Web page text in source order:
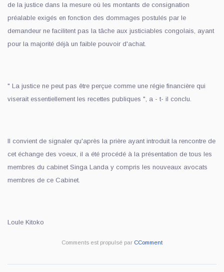
de la justice dans la mesure où les montants de consignation
préalable exigés en fonction des dommages postulés par le
demandeur ne facilitent pas la tâche aux justiciables congolais, ayant
pour la majorité déjà un faible pouvoir d'achat.
" La justice ne peut pas être perçue comme une régie financière qui
viserait essentiellement les recettes publiques ", a - t- il conclu.
Il convient de signaler qu'après la prière ayant introduit la rencontre de
cet échange des voeux, il a été procédé à la présentation de tous les
membres du cabinet Singa Landa y compris les nouveaux avocats
membres de ce Cabinet.
Loule Kitoko
Comments est propulsé par CComment